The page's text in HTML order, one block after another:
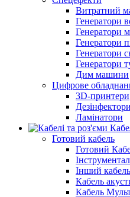
Витратний
Генератори
Генератори
Генератори
Генератори
Генератори
Дим машини
Цифрове
3D-принтери
Дезінфектори
Ламінатори
Готовий кабель
Готовий
Інший кабель
Кабель
Кабель